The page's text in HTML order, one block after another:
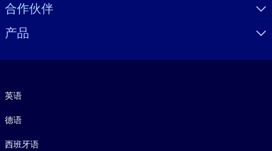
合作伙伴
产品
英语
德语
西班牙语